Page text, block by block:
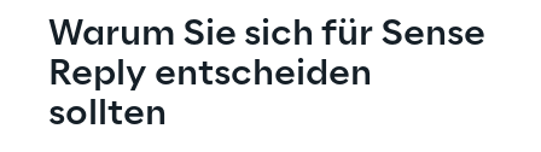
Warum Sie sich für Sense
Reply entscheiden
sollten